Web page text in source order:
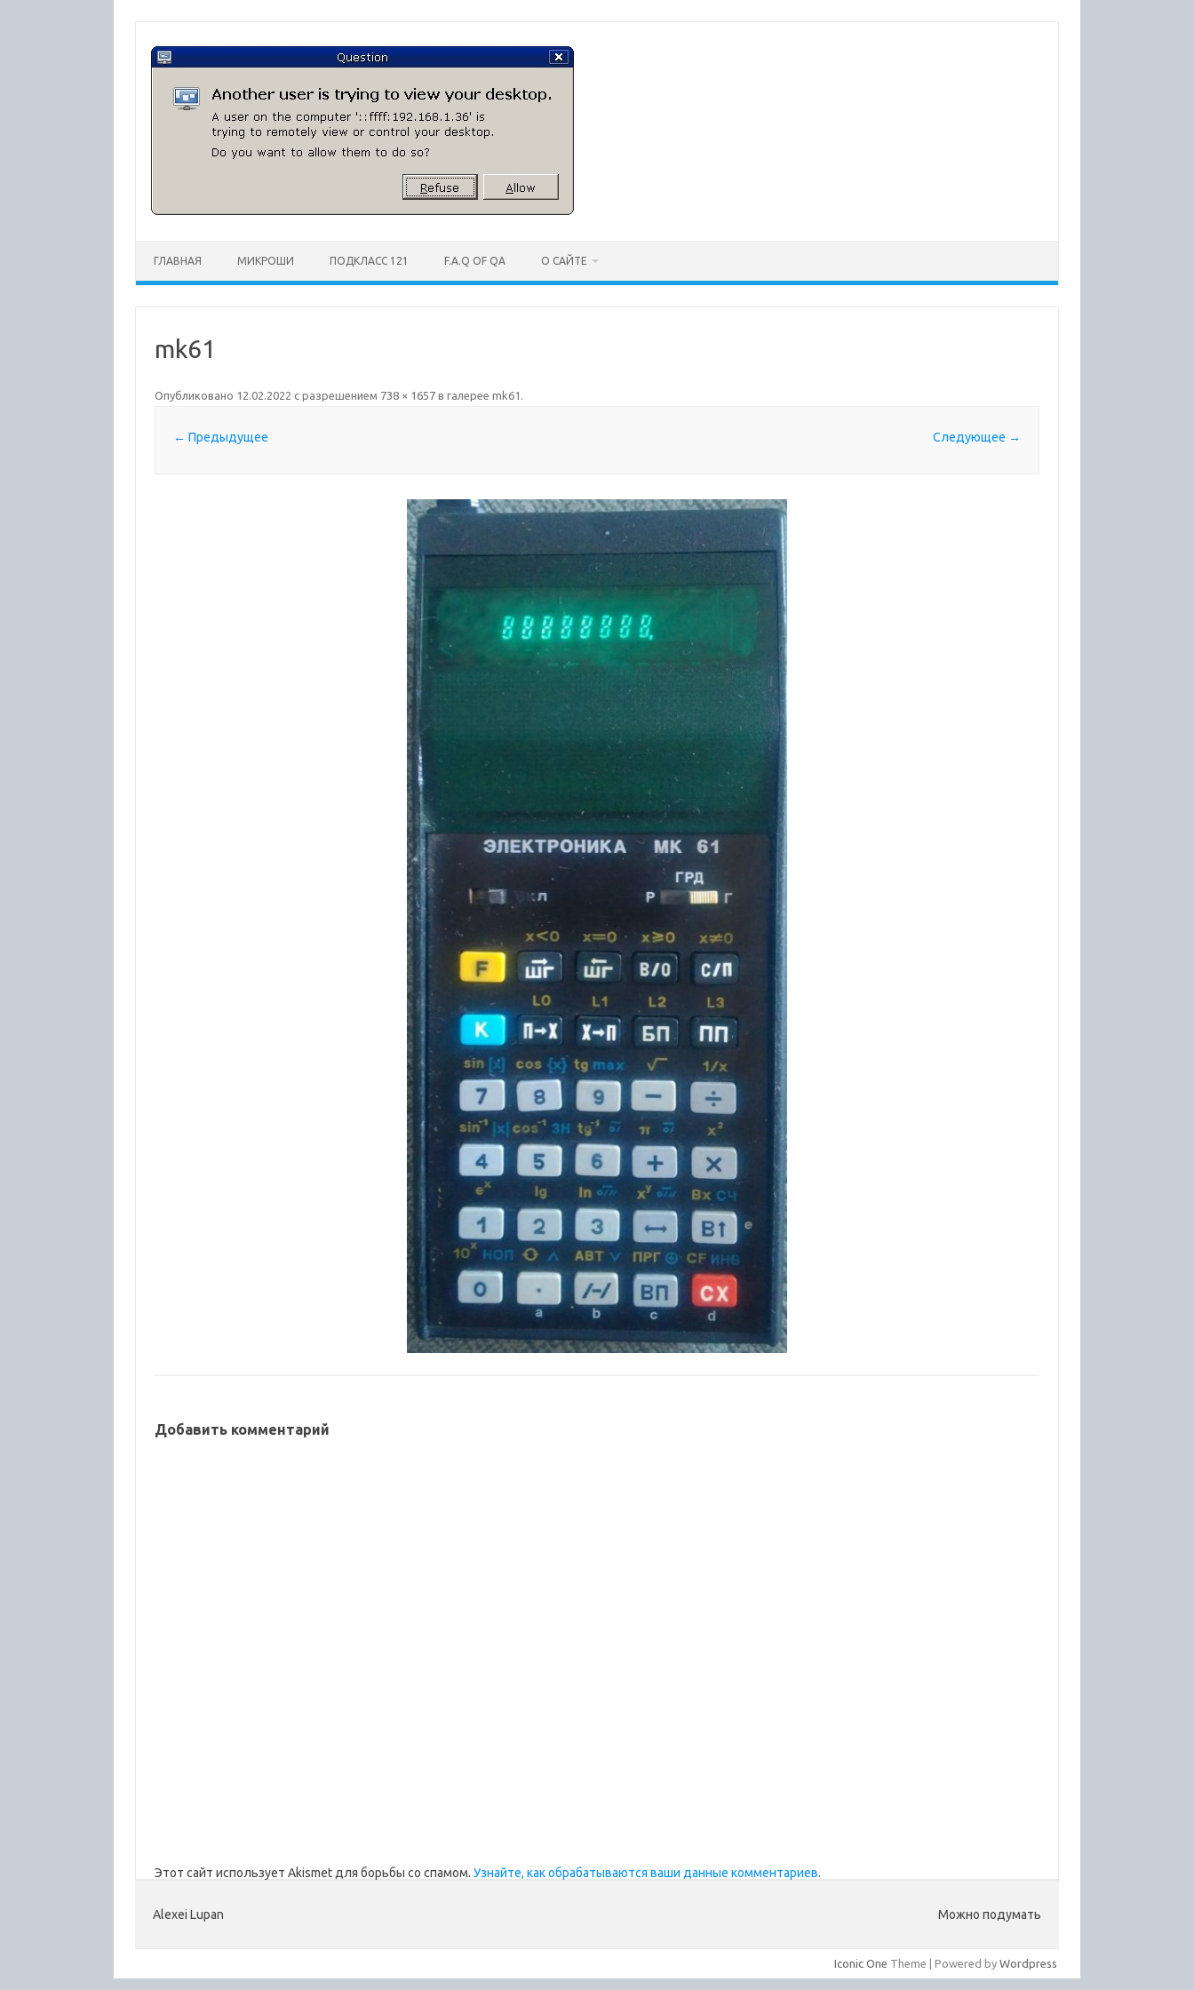
содержимому
ГЛАВНАЯ МИКРОШИ ПОДКЛАСС 121 F.A.Q OF QA О САЙТЕ
mk61
Опубликовано 12.02.2022 с разрешением 738 × 1657в галерее mk61 .
← Предыдущее Следующее →
Добавить комментарий
Этот сайт использует Akismet для борьбы со спамом. Узнайте, как обрабатываются ваши данные комментариев.
Alexei Lupan Можно подумать
Iconic One Theme | Powered by Wordpress